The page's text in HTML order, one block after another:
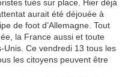
tués sur place. Hier déjà
aurait été déjouée à
de foot d’Allemagne. Tout
la France aussi et toute
Unis. Ce vendredi 13 tous les
les citoyens peuvent être